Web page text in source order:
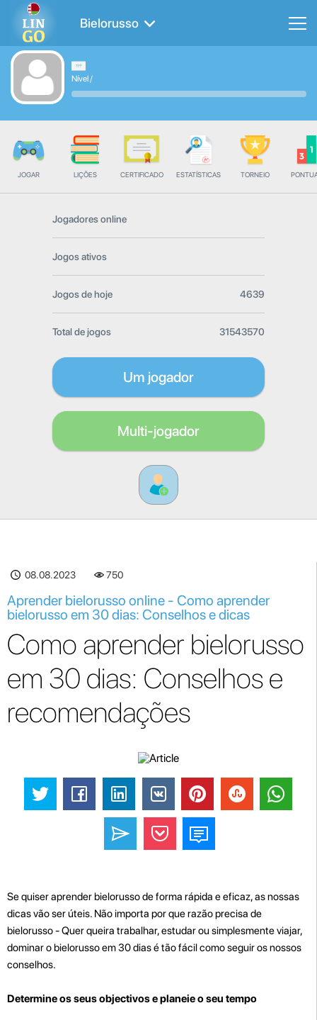
Bielorusso
Nível/
JOGAR LIÇÕES CERTIFICADO ESTATÍSTICAS TORNEIO
Jogadores online
Jogos ativos
Jogos de hoje 4639
Total de jogos 31543570
Um jogador
Multi-jogador
08.08.2023 750
Aprender bielorusso online - Como aprender
bielorusso em 30 dias: Conselhos e dicas
Como aprender bielorusso
em 30 dias: Conselhos e
recomendações
Se quiser aprender bielorusso de forma rápida e eficaz, as nossas
dicas vão ser úteis. Não importa por que razão precisa de
bielorusso - Quer queira trabalhar, estudar ou simplesmente viajar,
dominar o bielorusso em 30 dias é tão fácil como seguir os nossos
conselhos.
Determine os seus objectivos e planeie o seu tempo